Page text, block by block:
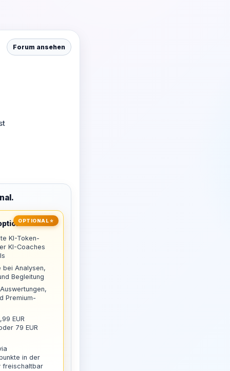
Forum ansehen
OPTIONAL ⭐
KI-Token-
KI-Coaches
bei Analysen,
Begleitung
Premium-
EUR
79 EUR
in der
freischaltbar